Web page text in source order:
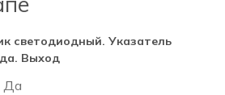
светодиодный. Указатель
Выход
Да